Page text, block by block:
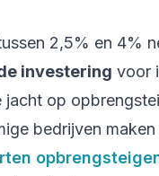
2,5% en 4%
investering voor
op
bedrijven